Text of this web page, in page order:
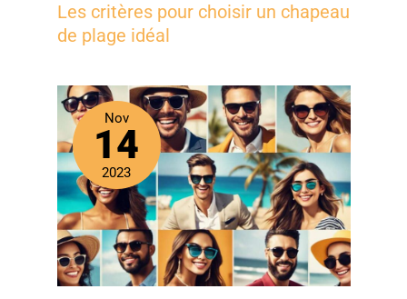
Les critères pour choisir un chapeau
de plage idéal
Nov
14
2023